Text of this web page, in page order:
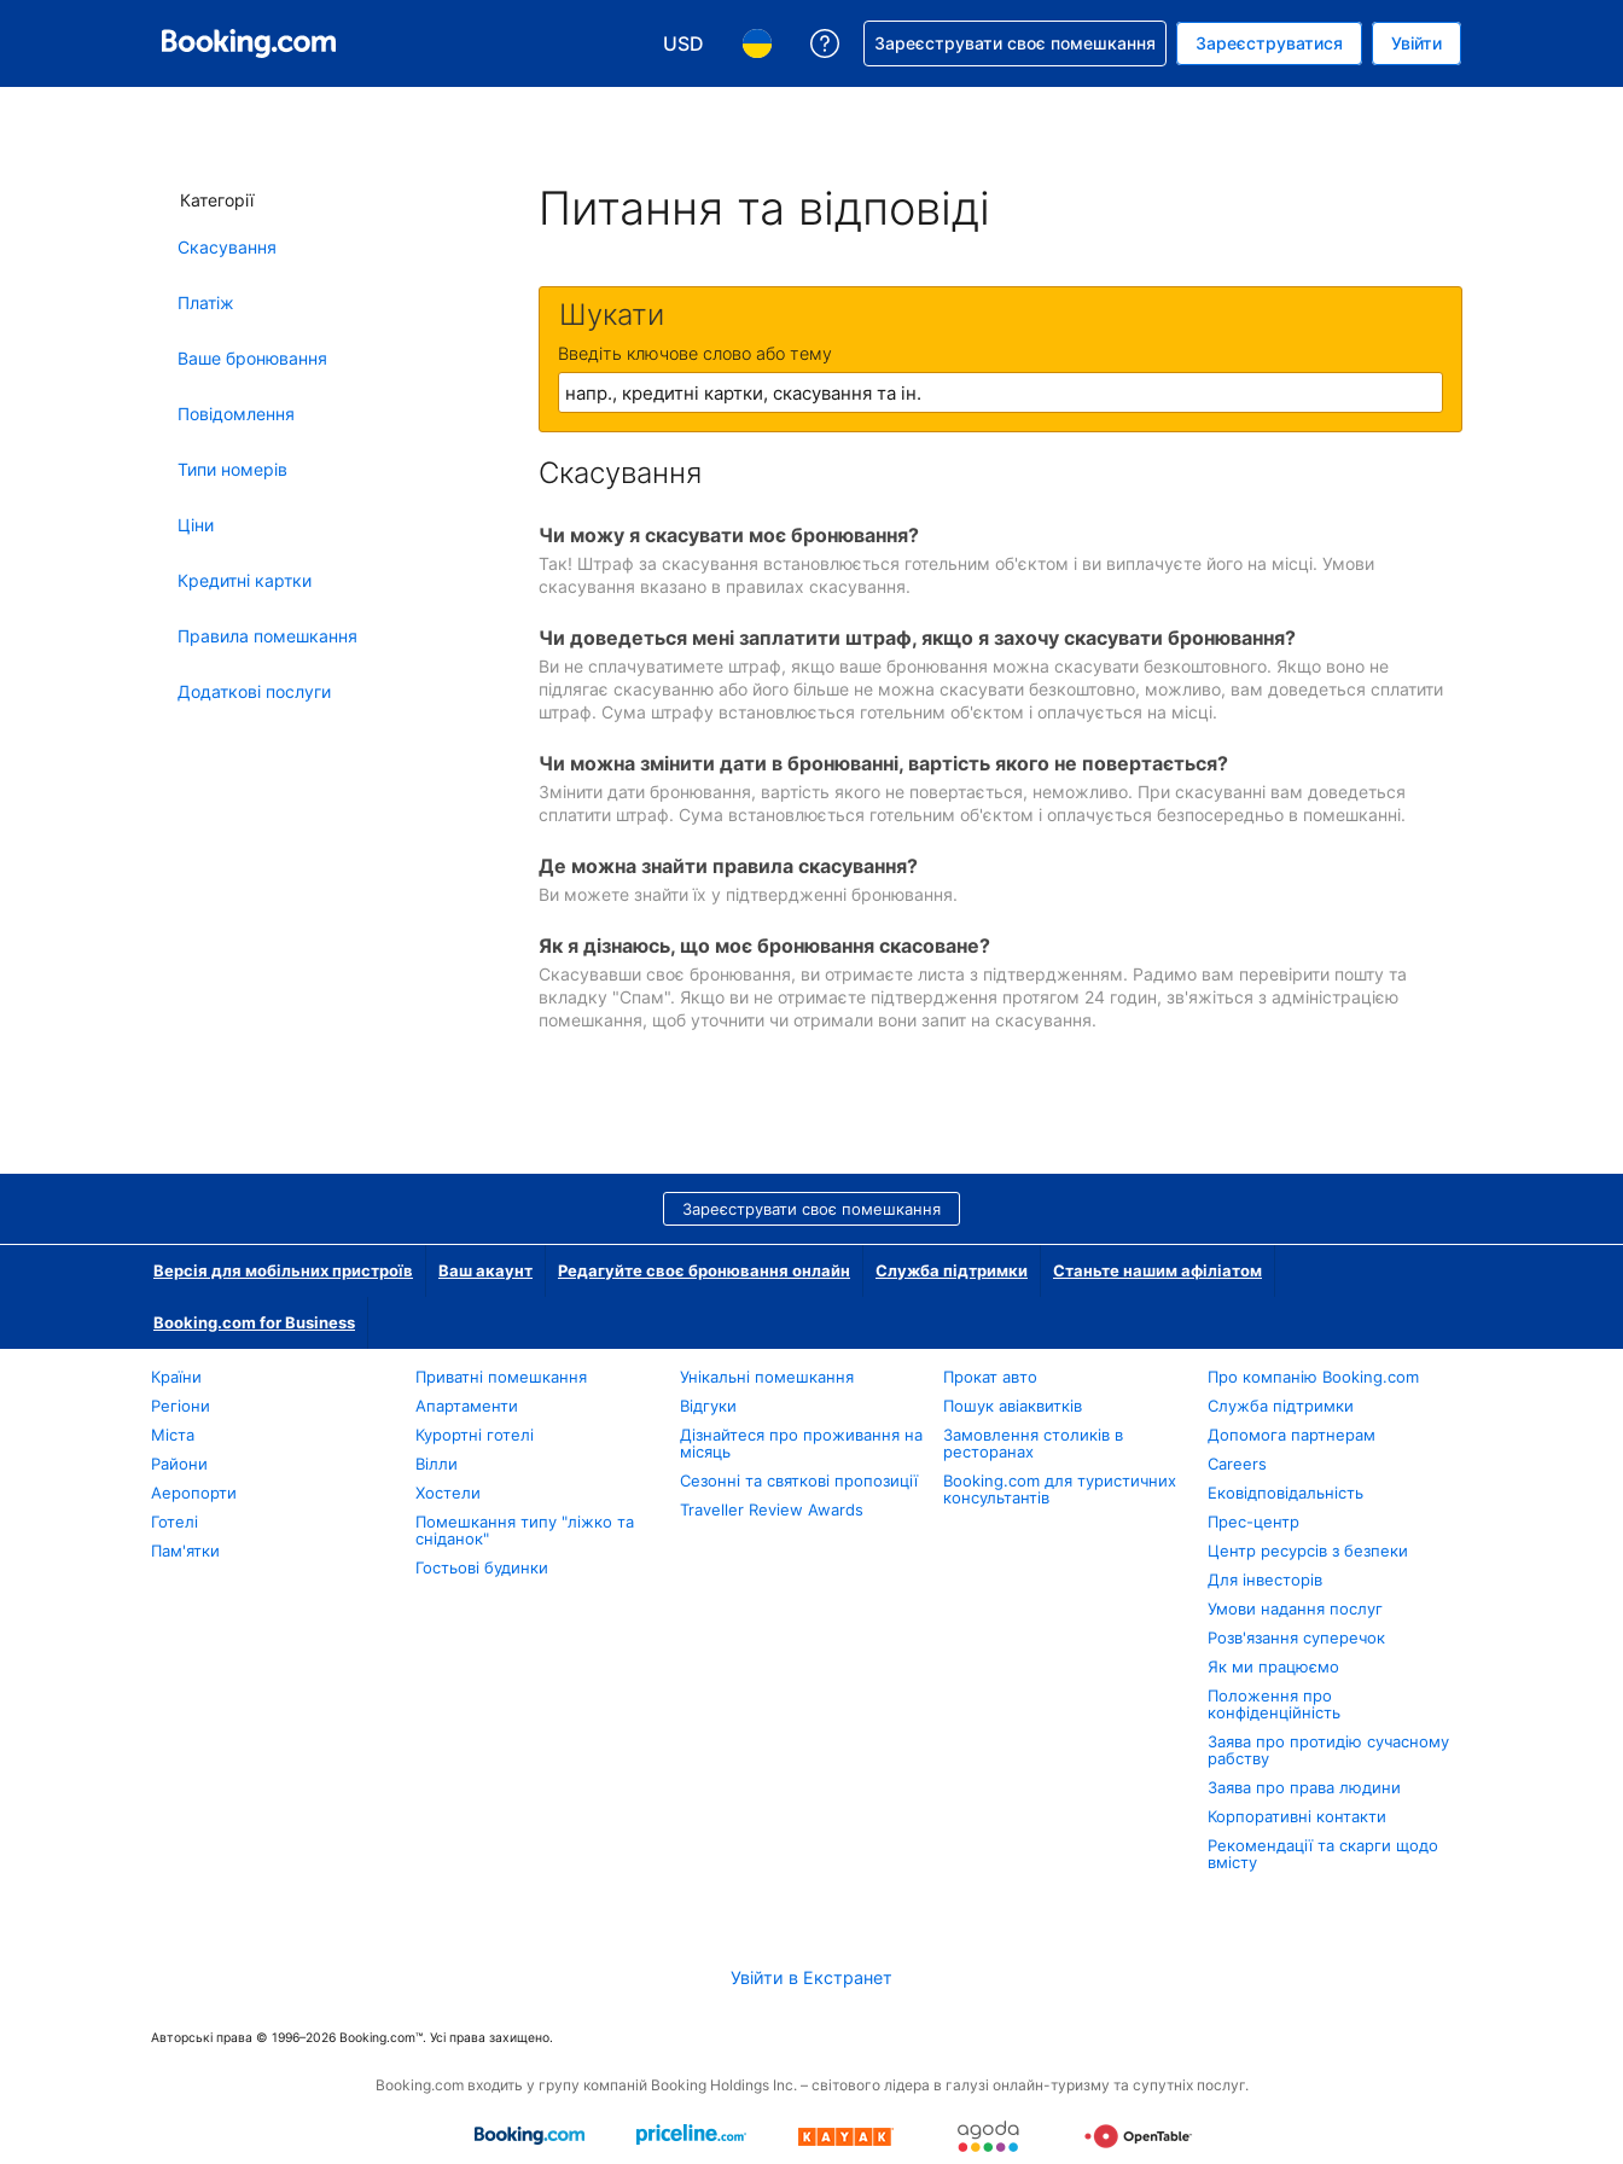
USD
Виберіть валюту. Ваша поточна валюта: Долар США
Виберіть мову. Ваша поточна мова: Українською
Отримайте допомогу з бронюванням
Зареєструвати своє помешкання Зареєструватися Увійти
Категорії
Скасування
Платіж
Ваше бронювання
Повідомлення
Типи номерів
Ціни
Кредитні картки
Правила помешкання
Додаткові послуги
Питання та відповіді
Шукати
Введіть ключове слово або тему
Скасування
Чи можу я скасувати моє бронювання?
Так! Штраф за скасування встановлюється готельним об'єктом і ви виплачуєте його на місці. Умови
скасування вказано в правилах скасування.
Чи доведеться мені заплатити штраф, якщо я захочу скасувати бронювання?
Ви не сплачуватимете штраф, якщо ваше бронювання можна скасувати безкоштовного. Якщо воно не
підлягає скасуванню або його більше не можна скасувати безкоштовно, можливо, вам доведеться сплатити
штраф. Сума штрафу встановлюється готельним об'єктом і оплачується на місці.
Чи можна змінити дати в бронюванні, вартість якого не повертається?
Змінити дати бронювання, вартість якого не повертається, неможливо. При скасуванні вам доведеться
сплатити штраф. Сума встановлюється готельним об'єктом і оплачується безпосередньо в помешканні.
Де можна знайти правила скасування?
Ви можете знайти їх у підтвердженні бронювання.
Як я дізнаюсь, що моє бронювання скасоване?
Скасувавши своє бронювання, ви отримаєте листа з підтвердженням. Радимо вам перевірити пошту та
вкладку "Спам". Якщо ви не отримаєте підтвердження протягом 24 годин, зв'яжіться з адміністрацією
помешкання, щоб уточнити чи отримали вони запит на скасування.
Зареєструвати своє помешкання
Версія для мобільних пристроїв Ваш акаунт Редагуйте своє бронювання онлайн Служба підтримки Станьте нашим афіліатом
Booking.com for Business
Країни
Регіони
Міста
Райони
Аеропорти
Готелі
Пам'ятки
Приватні помешкання
Апартаменти
Курортні готелі
Вілли
Хостели
Помешкання типу "ліжко та
сніданок"
Гостьові будинки
Унікальні помешкання
Відгуки
Дізнайтеся про проживання на
місяць
Сезонні та святкові пропозиції
Traveller Review Awards
Прокат авто
Пошук авіаквитків
Замовлення столиків в
ресторанах
Booking.com для туристичних
консультантів
Про компанію Booking.com
Служба підтримки
Допомога партнерам
Careers
Ековідповідальність
Прес-центр
Центр ресурсів з безпеки
Для інвесторів
Умови надання послуг
Розв'язання суперечок
Як ми працюємо
Положення про
конфіденційність
Заява про протидію сучасному
рабству
Заява про права людини
Корпоративні контакти
Рекомендації та скарги щодо
вмісту
Увійти в Екстранет
Авторські права © 1996–2026 Booking.com™. Усі права захищено.
Booking.com входить у групу компаній Booking Holdings Inc. – світового лідера в галузі онлайн-туризму та супутніх послуг.